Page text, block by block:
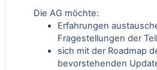
Die AG möchte:
Erfahrungen
Fragestellungen der
sich mit der Roadmap
bevorstehenden